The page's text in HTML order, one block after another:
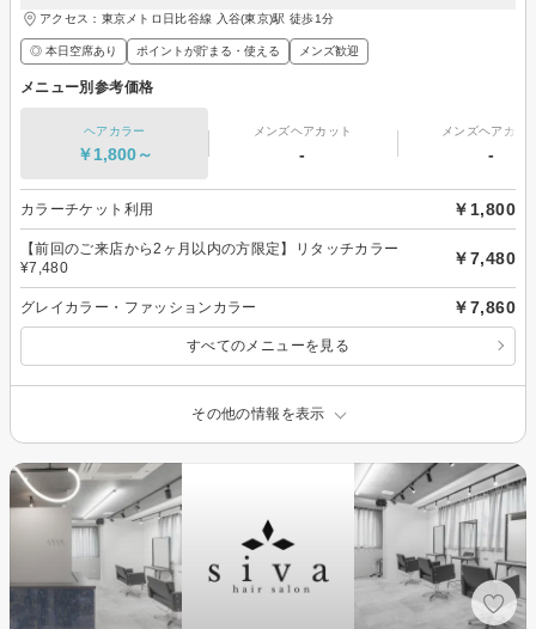
アクセス：東京メトロ日比谷線 入谷(東京)駅 徒歩1分
◎ 本日空席あり ポイントが貯まる・使える メンズ歓迎
メニュー別参考価格
ヘアカラー
￥1,800～
メンズヘアカット
-
メンズヘアカラ
-
カラーチケット利用 ￥1,800
【前回のご来店から2ヶ月以内の方限定】リタッチカラー
¥7,480
￥7,480
グレイカラー・ファッションカラー ￥7,860
すべてのメニューを見る
その他の情報を表示